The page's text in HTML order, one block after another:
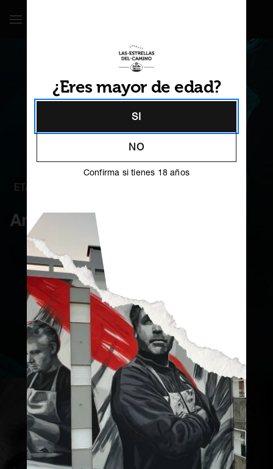
¿Eres mayor de edad?
SI
NO
Confirma si tienes 18 años
Mostrar / Ocultar Navegación
Antón Pombo
ETAPA 31